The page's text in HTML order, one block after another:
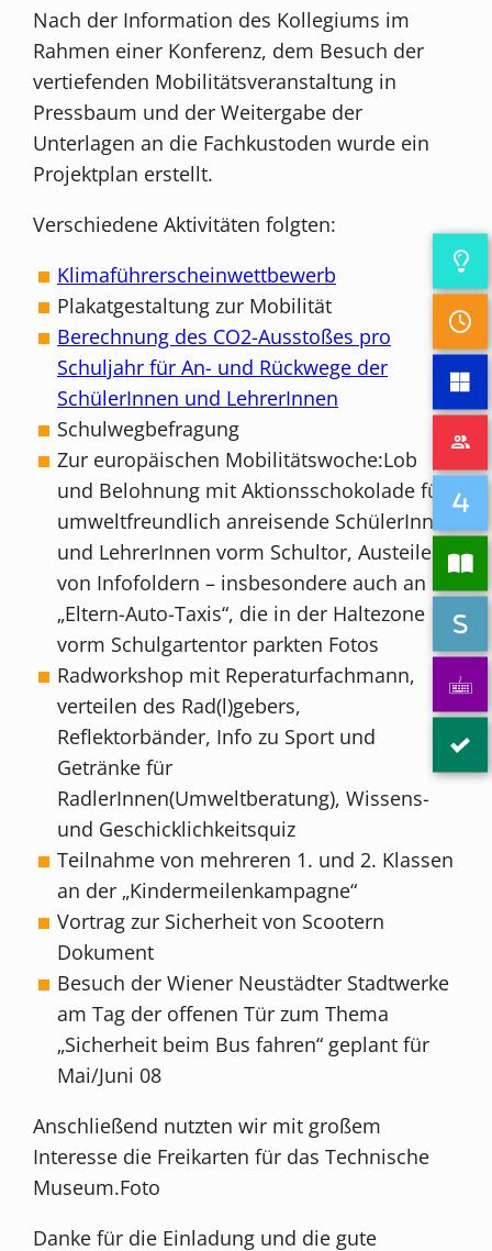
Nach der Information des Kollegiums im
Rahmen einer Konferenz, dem Besuch der
vertiefenden Mobilitätsveranstaltung in
Pressbaum und der Weitergabe der
Unterlagen an die Fachkustoden wurde ein
Projektplan erstellt.
Verschiedene Aktivitäten folgten:
Klimaführerscheinwettbewerb
Plakatgestaltung zur Mobilität
Berechnung des CO2-Ausstoßes pro
Schuljahr für An- und Rückwege der
SchülerInnen und LehrerInnen
Schulwegbefragung
Zur europäischen Mobilitätswoche:Lob
und Belohnung mit Aktionsschokolade für
umweltfreundlich anreisende SchülerInnen
und LehrerInnen vorm Schultor, Austeilen
von Infofoldern – insbesondere auch an
„Eltern-Auto-Taxis“, die in der Haltezone
vorm Schulgartentor parkten Fotos
Radworkshop mit Reperaturfachmann,
verteilen des Rad(l)gebers,
Reflektorbänder, Info zu Sport und
Getränke für
RadlerInnen(Umweltberatung), Wissens-
und Geschicklichkeitsquiz
Teilnahme von mehreren 1. und 2. Klassen
an der „Kindermeilenkampagne“
Vortrag zur Sicherheit von Scootern
Dokument
Besuch der Wiener Neustädter Stadtwerke
am Tag der offenen Tür zum Thema
„Sicherheit beim Bus fahren“ geplant für
Mai/Juni 08
Anschließend nutzten wir mit großem
Interesse die Freikarten für das Technische
Museum.Foto
Danke für die Einladung und die gute